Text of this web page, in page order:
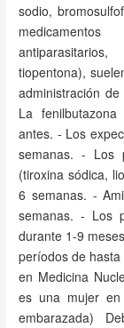
sodio,
tiopentona),
administración
La
antes. - Los
semanas. - Los
(tiroxina sódica,
6 semanas. -
semanas. - Los
durante 1-9
períodos de
en Medicina
es una mujer
embarazada)